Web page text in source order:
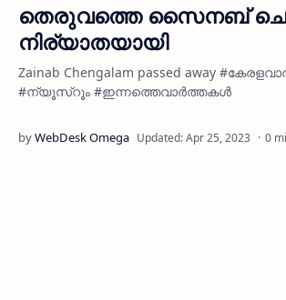
തെരുവത്തെ സൈനബ്
നിര്യാതയായി
Zainab Chengalam passed away
#ന്യൂസ്റൂം #ഇന്നത്തെവാർത്തകൾ
0